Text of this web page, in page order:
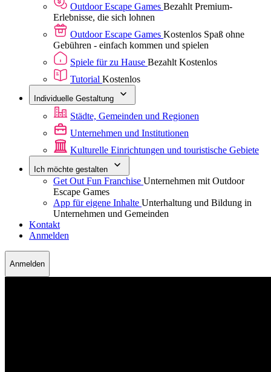
Outdoor Escape Games Bezahlt Premium-
Erlebnisse, die sich lohnen
Outdoor Escape Games Kostenlos Spaß ohne
Gebühren - einfach kommen und spielen
Spiele für zu Hause Bezahlt Kostenlos
Tutorial Kostenlos
Individuelle Gestaltung
Städte, Gemeinden und Regionen
Unternehmen und Institutionen
Kulturelle Einrichtungen und touristische Gebiete
Ich möchte gestalten
Get Out Fun Franchise Unternehmen mit Outdoor
Escape Games
App für eigene Inhalte Unterhaltung und Bildung in
Unternehmen und Gemeinden
Kontakt
Anmelden
Anmelden